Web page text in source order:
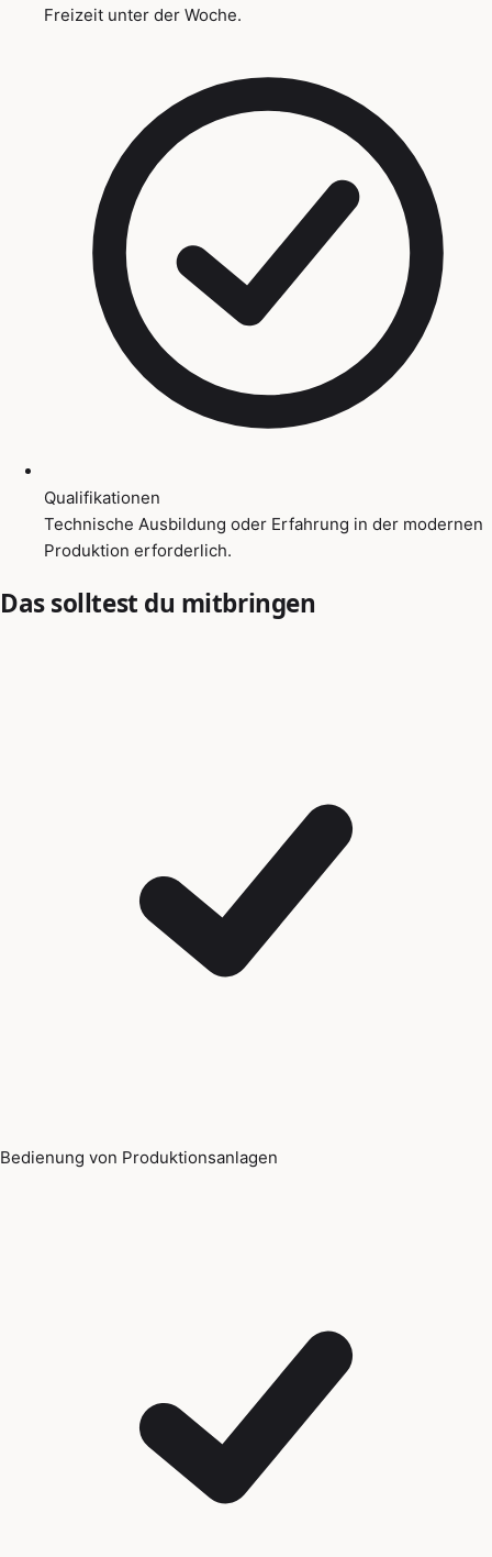
Freizeit unter der Woche.
Qualifikationen
Technische Ausbildung oder Erfahrung in der modernen
Produktion erforderlich.
Das solltest du mitbringen
Bedienung von Produktionsanlagen